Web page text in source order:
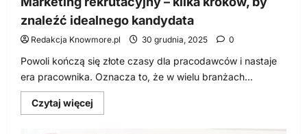
znaleźć idealnego kandydata
Redakcja Knowmore.pl 30 grudnia, 2025 0
Powoli kończą się złote czasy dla pracodawców i nastaje
era pracownika. Oznacza to, że w wielu branżach...
Czytaj więcej
się